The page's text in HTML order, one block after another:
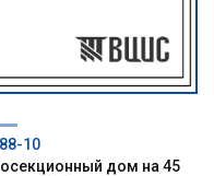
10
дом на 45